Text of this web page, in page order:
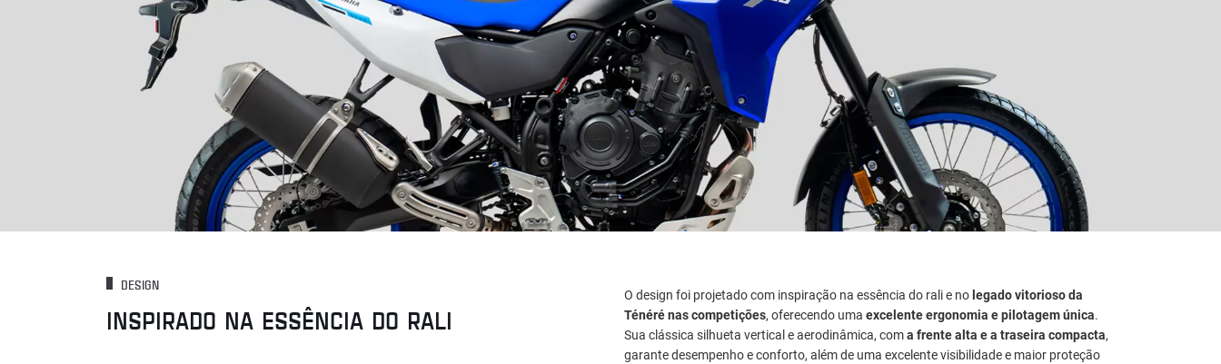
DESIGN
INSPIRADO NA ESSÊNCIA DO RALI
O design foi projetado com inspiração na essência do rali e no legado vitorioso da
Ténéré nas competições, oferecendo uma excelente ergonomia e pilotagem única.
Sua clássica silhueta vertical e aerodinâmica, coma frente alta e a traseira compacta,
garante desempenho e conforto, além de uma excelente visibilidade e maior proteção